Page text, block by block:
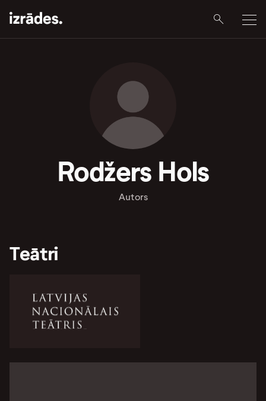
Rodžers Hols
Autors
Teātri